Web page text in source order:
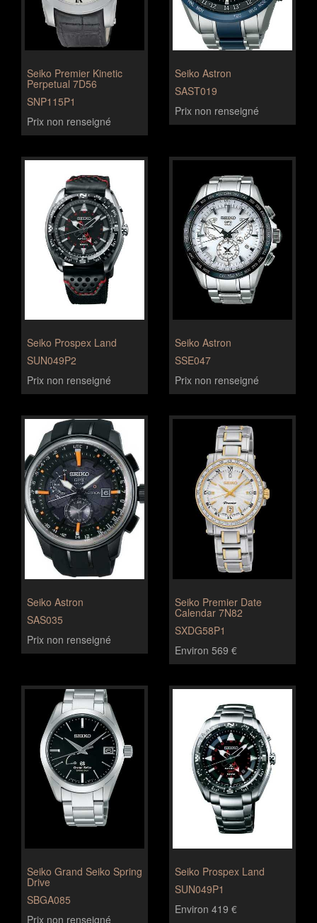
Seiko Premier Kinetic
Perpetual 7D56
SNP115P1
Prix non renseigné
Seiko Astron
SAST019
Prix non renseigné
Seiko Prospex Land
SUN049P2
Prix non renseigné
Seiko Astron
SSE047
Prix non renseigné
Seiko Astron
SAS035
Prix non renseigné
Seiko Premier Date
Calendar 7N82
SXDG58P1
Environ 569 €
Seiko Grand Seiko Spring
Drive
SBGA085
Prix non renseigné
Seiko Prospex Land
SUN049P1
Environ 419 €